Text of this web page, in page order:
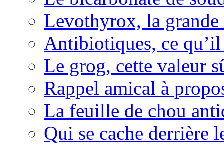
Levothyrox, la
Antibiotiques, ce
Le grog, cette valeur
Rappel amical à
La feuille de chou
Qui se cache derrière